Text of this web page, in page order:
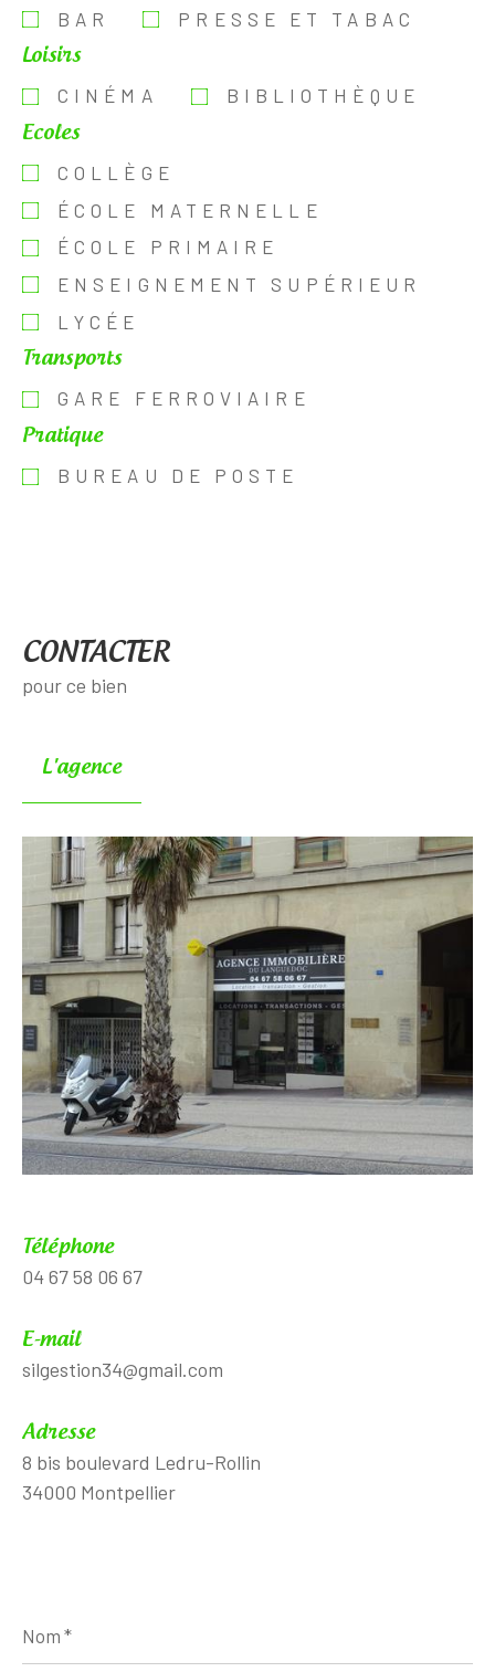
BAR PRESSE ET TABAC
Loisirs
CINÉMA BIBLIOTHÈQUE
Ecoles
COLLÈGE
ÉCOLE MATERNELLE
ÉCOLE PRIMAIRE
ENSEIGNEMENT SUPÉRIEUR
LYCÉE
Transports
GARE FERROVIAIRE
Pratique
BUREAU DE POSTE
CONTACTER
pour ce bien
L'agence
Téléphone
04 67 58 06 67
E-mail
silgestion34@gmail.com
Adresse
8 bis boulevard Ledru-Rollin
34000 Montpellier
*